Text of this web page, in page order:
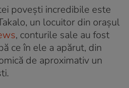
povești incredibile este
un locuitor din orașul
, conturile sale au fost
ce în ele a apărut, din
de aproximativ un